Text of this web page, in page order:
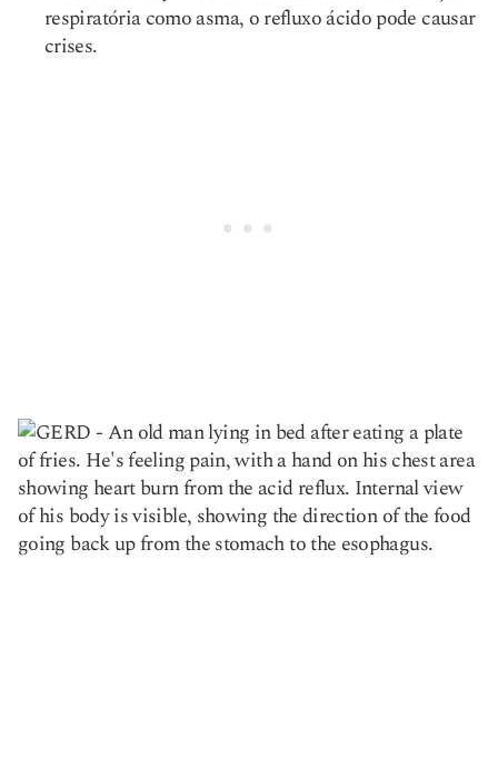
respiratória como asma, o refluxo ácido pode causar
crises.